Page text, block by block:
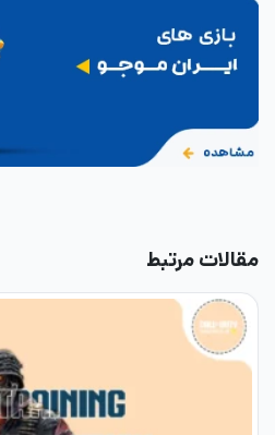
مقالات مرتبط